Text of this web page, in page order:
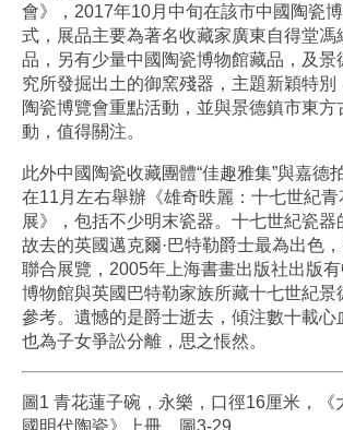
會》，2017年10月中旬在該市中國陶瓷
式，展品主要為著名收藏家廣東自得堂馮
品，另有少量中國陶瓷博物館藏品，及景
究所發掘出土的御窯殘器，主題新穎特別
陶瓷博覽會重點活動，並與景德鎮市東方
動，值得關注。
此外中國陶瓷收藏團體“佳趣雅集”與嘉德
在11月左右舉辦《雄奇昳麗：十七世紀
展》，包括不少明末瓷器。十七世紀瓷器
故去的英國邁克爾·巴特勒爵士最為出色
聯合展覽，2005年上海書畫出版社出版
博物館與英國巴特勒家族所藏十七世紀景
參考。遺憾的是爵士逝去，傾注數十載心
也為子女爭訟分離，思之悵然。
圖1 青花蓮子碗，永樂，口徑16厘米，《
國明代陶瓷》上冊，圖3-29。